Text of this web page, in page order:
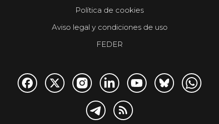
Política de cookies
Aviso legal y condiciones de uso
FEDER